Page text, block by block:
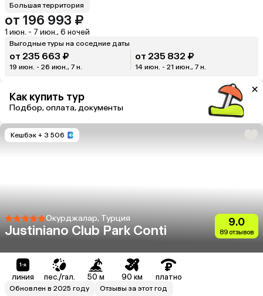
Большая территория
от 196 993 ₽
1 июн. - 7 июн., 6 ночей
Выгодные туры на соседние даты
от 235 663 ₽
19 июн. - 26 июн., 7 н.
от 235 832 ₽
14 июн. - 21 июн., 7 н.
Как купить тур
Подбор, оплата, документы
Кешбэк + 3 506
Окурджалар, Турция
Justiniano Club Park Conti
9.0
89 отзывов
линия пес./гал. 50 м 90 км платно
Обновлен в 2025 году
Отзывы за этот год